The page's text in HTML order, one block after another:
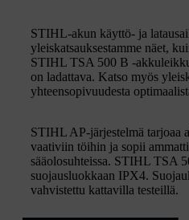
STIHL-akun käyttö- ja
yleiskatsauksestamme näet,
STIHL TSA 500 B -
on ladattava. Katso myös
yhteensopivuudesta
STIHL AP-järjestelmä tarjoaa
vaativiin töihin ja sopii
sääolosuhteissa. STIHL TSA
suojausluokkaan IPX4.
vahvistettu kattavilla testeillä.